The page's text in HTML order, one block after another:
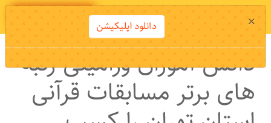
دانلود اپلیکیشن
دانش آموزان ورامینی رتبه
های برتر مسابقات قرآنی
× دانلود اپلیکیشن